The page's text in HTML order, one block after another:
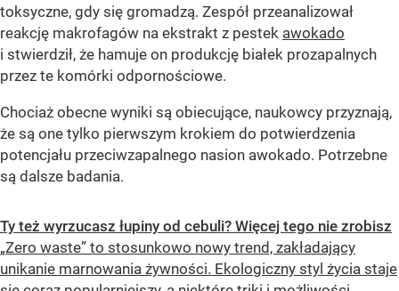
toksyczne, gdy się gromadzą. Zespół przeanalizował
reakcję makrofagów na ekstrakt z pestek awokado
i stwierdził, że hamuje on produkcję białek prozapalnych
przez te komórki odpornościowe.
Chociaż obecne wyniki są obiecujące, naukowcy przyznają,
że są one tylko pierwszym krokiem do potwierdzenia
potencjału przeciwzapalnego nasion awokado. Potrzebne
są dalsze badania.
Ty też wyrzucasz łupiny od cebuli? Więcej tego nie zrobisz
„Zero waste” to stosunkowo nowy trend, zakładający
unikanie marnowania żywności. Ekologiczny styl życia staje